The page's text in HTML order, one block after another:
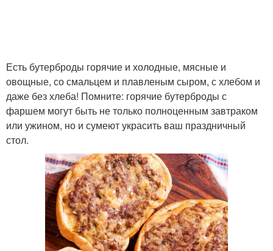
Есть бутерброды горячие и холодные, мясные и
овощные, со смальцем и плавленым сыром, с хлебом и
даже без хлеба! Помните: горячие бутерброды с
фаршем могут быть не только полноценным завтраком
или ужином, но и сумеют украсить ваш праздничный
стол.